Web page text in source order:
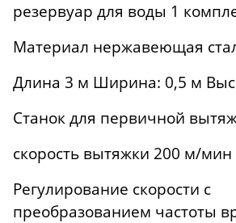
резервуар для воды 1
Материал нержавеющая
Длина 3 м Ширина: 0,5 м
Станок для первичной
скорость вытяжки 200 м/мин
Регулирование скорости с
преобразованием частоты